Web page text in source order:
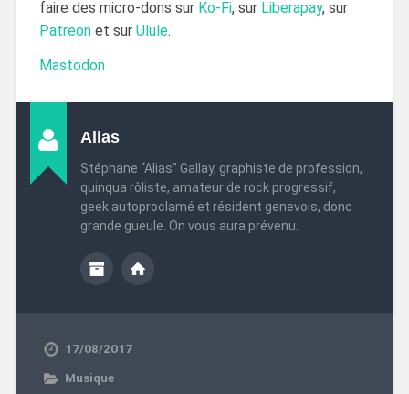
faire des micro-dons sur Ko-Fi, sur Liberapay, sur
Patreonet sur Ulule.
Mastodon
Alias
Stéphane “Alias” Gallay, graphiste de profession,
quinqua rôliste, amateur de rock progressif,
geek autoproclamé et résident genevois, donc
grande gueule. On vous aura prévenu.
17/08/2017
Musique